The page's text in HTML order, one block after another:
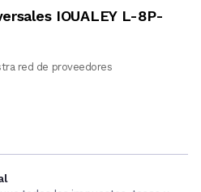
IOUALEY L-8P-
red de proveedores